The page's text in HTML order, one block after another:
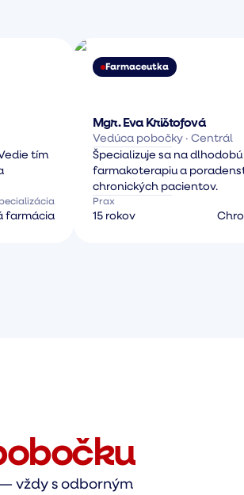
tím
farmácia
Farmaceutka
Mgr. Eva Krištofová
Vedúca pobočky · Centrál
Špecializuje sa na dlhodobú
farmakoterapiu a
chronických pacientov.
Prax
15 rokov
vždy s odborným